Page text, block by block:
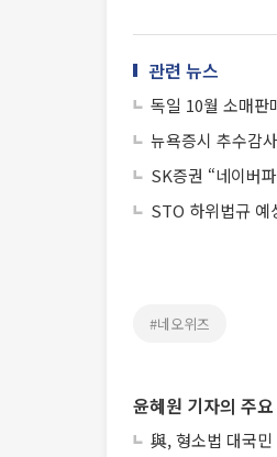
관련 뉴스
독일 10월 소매판
뉴욕증시 추수감
SK증권 “네이버
STO 하위법규 예
#네오위즈
윤혜원 기자의 주
與, 형소법 대국